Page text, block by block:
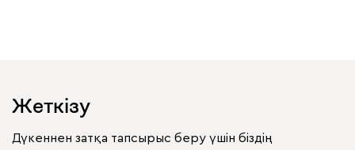
Жеткізу
Дүкеннен затқа тапсырыс беру үшін біздің